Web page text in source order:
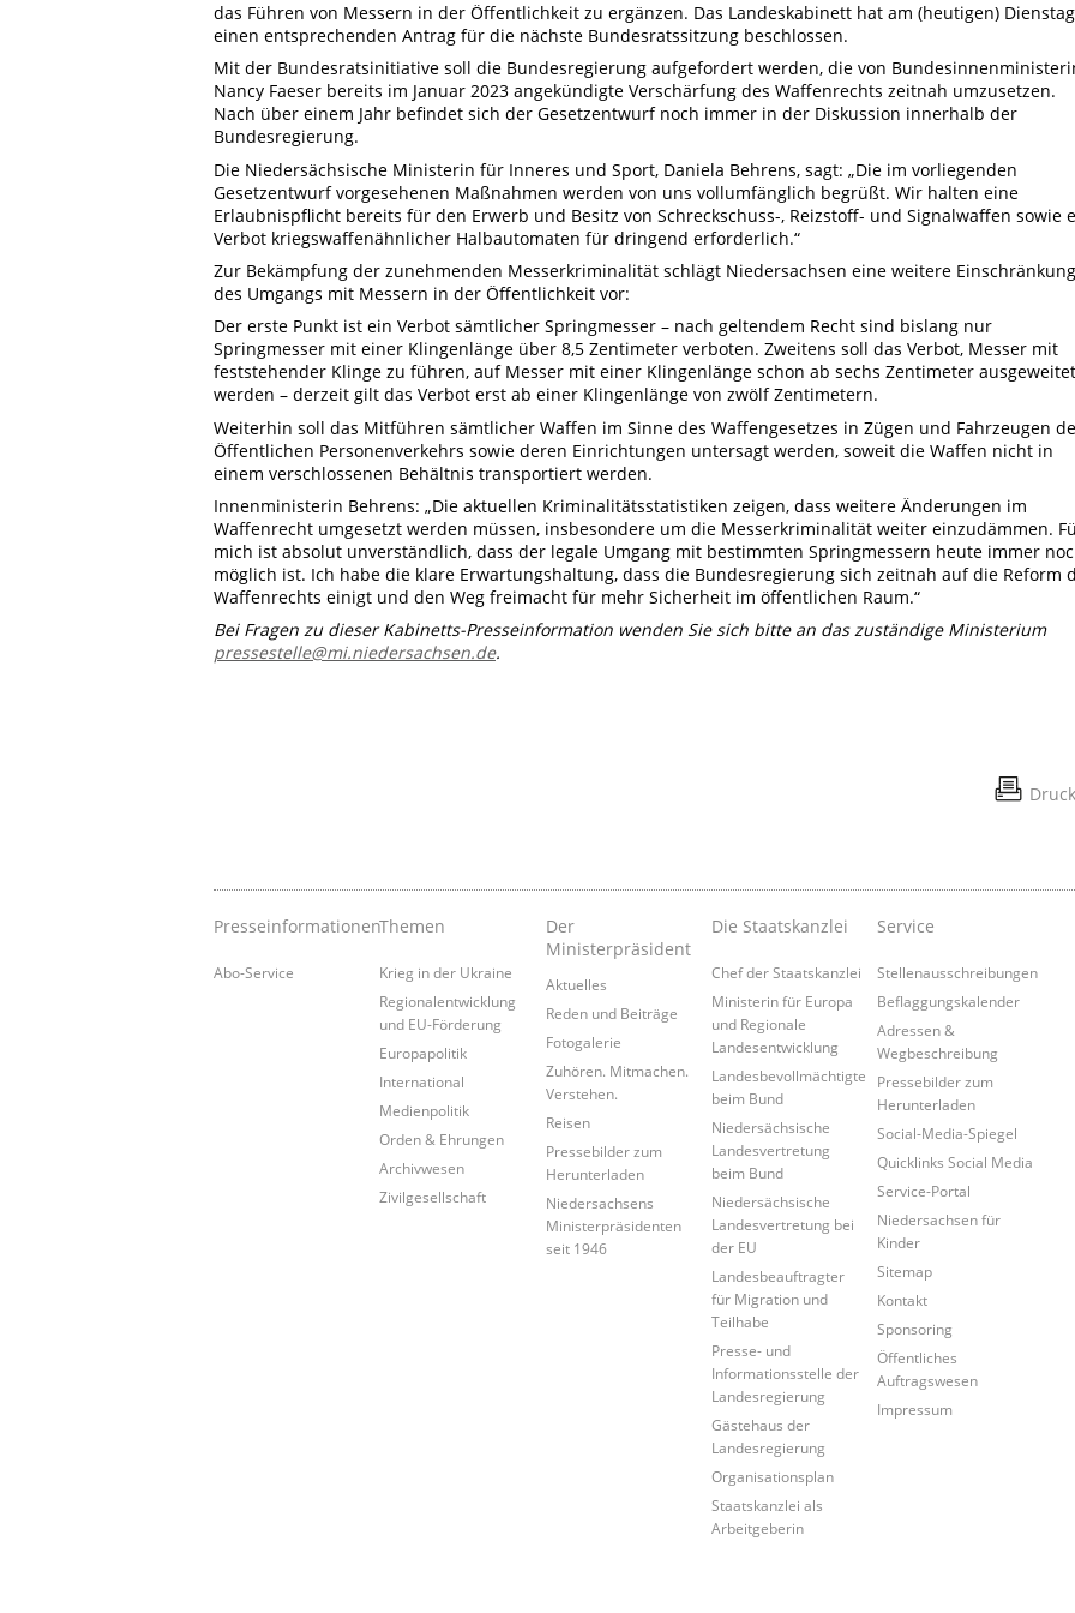
das Führen von Messern in der Öffentlichkeit zu ergänzen. Das Landeskabinett hat am (heutigen) Dienstag
einen entsprechenden Antrag für die nächste Bundesratssitzung beschlossen.
Mit der Bundesratsinitiative soll die Bundesregierung aufgefordert werden, die von
Nancy Faeser bereits im Januar 2023 angekündigte Verschärfung des Waffenrechts zeitnah umzusetzen.
Nach über einem Jahr befindet sich der Gesetzentwurf noch immer in der Diskussion innerhalb der
Bundesregierung.
Die Niedersächsische Ministerin für Inneres und Sport, Daniela Behrens, sagt: „Die im vorliegenden
Gesetzentwurf vorgesehenen Maßnahmen werden von uns vollumfänglich begrüßt. Wir halten eine
Erlaubnispflicht bereits für den Erwerb und Besitz von Schreckschuss-, Reizstoff- und Signalwaffen sowie
Verbot kriegswaffenähnlicher Halbautomaten für dringend erforderlich.“
Zur Bekämpfung der zunehmenden Messerkriminalität schlägt Niedersachsen eine weitere Einschränkung
des Umgangs mit Messern in der Öffentlichkeit vor:
Der erste Punkt ist ein Verbot sämtlicher Springmesser – nach geltendem Recht sind bislang nur
Springmesser mit einer Klingenlänge über 8,5 Zentimeter verboten. Zweitens soll das Verbot, Messer mit
feststehender Klinge zu führen, auf Messer mit einer Klingenlänge schon ab sechs Zentimeter ausgeweitet
werden – derzeit gilt das Verbot erst ab einer Klingenlänge von zwölf Zentimetern.
Weiterhin soll das Mitführen sämtlicher Waffen im Sinne des Waffengesetzes in Zügen und Fahrzeugen
Öffentlichen Personenverkehrs sowie deren Einrichtungen untersagt werden, soweit die Waffen nicht in
einem verschlossenen Behältnis transportiert werden.
Innenministerin Behrens: „Die aktuellen Kriminalitätsstatistiken zeigen, dass weitere Änderungen im
Waffenrecht umgesetzt werden müssen, insbesondere um die Messerkriminalität weiter einzudämmen.
mich ist absolut unverständlich, dass der legale Umgang mit bestimmten Springmessern heute immer
möglich ist. Ich habe die klare Erwartungshaltung, dass die Bundesregierung sich zeitnah auf die Reform
Waffenrechts einigt und den Weg freimacht für mehr Sicherheit im öffentlichen Raum.“
Bei Fragen zu dieser Kabinetts-Presseinformation wenden Sie sich bitte an das zuständige Ministerium
pressestelle@mi.niedersachsen.de.
Presseinformationen
Abo-Service
Themen
Krieg in der Ukraine
Regionalentwicklung
und EU-Förderung
Europapolitik
International
Medienpolitik
Orden & Ehrungen
Archivwesen
Zivilgesellschaft
Der
Ministerpräsident
Aktuelles
Reden und Beiträge
Fotogalerie
Zuhören. Mitmachen.
Verstehen.
Reisen
Pressebilder zum
Herunterladen
Niedersachsens
Ministerpräsidenten
seit 1946
Die Staatskanzlei
Chef der Staatskanzlei
Ministerin für Europa
und Regionale
Landesentwicklung
Landesbevollmächtigte
beim Bund
Niedersächsische
Landesvertretung
beim Bund
Niedersächsische
Landesvertretung bei
der EU
Landesbeauftragter
für Migration und
Teilhabe
Presse- und
Informationsstelle der
Landesregierung
Gästehaus der
Landesregierung
Organisationsplan
Staatskanzlei als
Arbeitgeberin
Service
Stellenausschreibungen
Beflaggungskalender
Adressen &
Wegbeschreibung
Pressebilder zum
Herunterladen
Social-Media-Spiegel
Quicklinks Social Media
Service-Portal
Niedersachsen für
Kinder
Sitemap
Kontakt
Sponsoring
Öffentliches
Auftragswesen
Impressum